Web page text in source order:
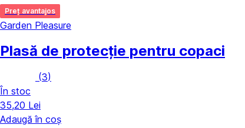
Preț avantajos
Garden Pleasure
Plasă de protecție pentru copaci
(3)
În stoc
35,20 Lei
Adaugă în coș